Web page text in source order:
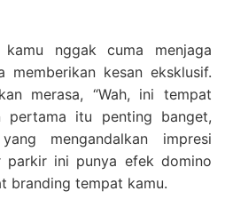
nggak cuma menjaga
memberikan kesan eksklusif.
merasa, “Wah, ini tempat
pertama itu penting banget,
mengandalkan impresi
parkir ini punya efek domino
branding tempat kamu.